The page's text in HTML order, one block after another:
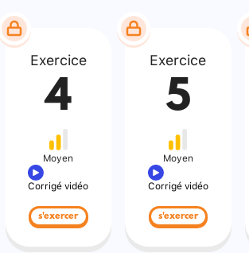
Exercice
4
Moyen
Corrigé vidéo
s'exercer
Exercice
5
Moyen
Corrigé vidéo
s'exercer